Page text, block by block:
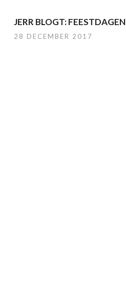
JERR BLOGT: FEESTDAGEN
28 DECEMBER 2017